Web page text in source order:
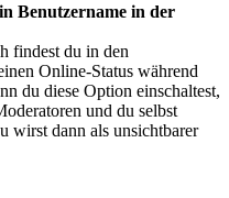
Benutzername in der
findest du in den
Online-Status während
du diese Option einschaltest,
und du selbst
wirst dann als unsichtbarer